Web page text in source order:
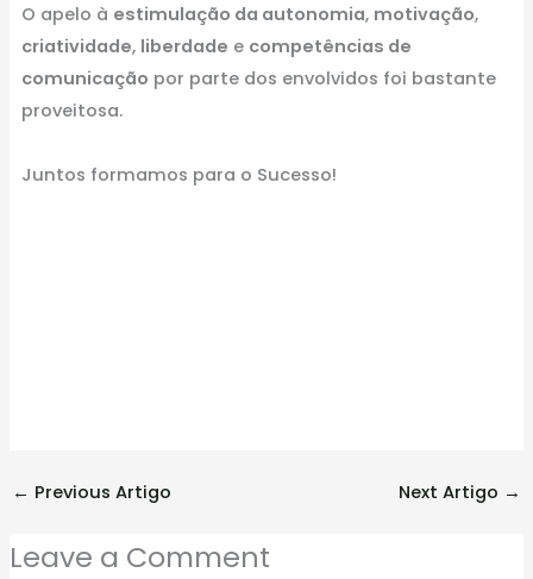
O apelo à estimulação da autonomia, motivação,
criatividade, liberdade e competências de
comunicação por parte dos envolvidos foi bastante
proveitosa.
Juntos formamos para o Sucesso!
← Previous Artigo Next Artigo →
Leave a Comment